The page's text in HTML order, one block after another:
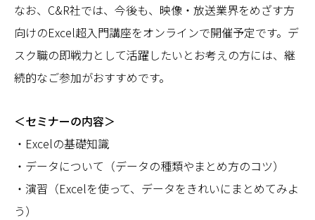
なお、C&R社では、今後も、映像・放送業界をめざす方
向けのExcel超入門講座をオンラインで開催予定です。デ
スク職の即戦力として活躍したいとお考えの方には、継
続的なご参加がおすすめです。
＜セミナーの内容＞
・Excelの基礎知識
・データについて（データの種類やまとめ方のコツ）
・演習（Excelを使って、データをきれいにまとめてみよ
う）